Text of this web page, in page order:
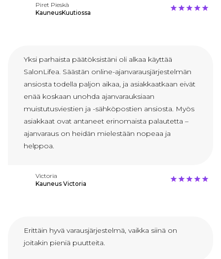
Piret Pieskä
KauneusKuutiossa
Yksi parhaista päätöksistäni oli alkaa käyttää
SalonLifea. Säästän online-ajanvarausjärjestelmän
ansiosta todella paljon aikaa, ja asiakkaatkaan eivät
enää koskaan unohda ajanvarauksiaan
muistutusviestien ja -sähköpostien ansiosta. Myös
asiakkaat ovat antaneet erinomaista palautetta –
ajanvaraus on heidän mielestään nopeaa ja
helppoa.
Victoria
Kauneus Victoria
Erittäin hyvä varausjärjestelmä, vaikka siinä on
joitakin pieniä puutteita.